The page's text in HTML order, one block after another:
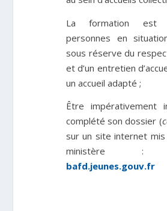
La formation
personnes en
sous réserve du
et d’un entretien
un accueil adapté ;
Être impérativement
complété son dossier (
sur un site internet
ministère
bafd.jeunes.gouv.fr